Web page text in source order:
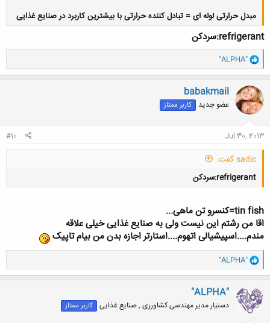
مبدل حرارتی لوله ای = تبادل کننده حرارتی با بیشترین کاربرد در صنایع غذایی
کلیک کنید تا باز شود...
refrigerant:سردکن
و
ا
ک
ن
ش
ه
ا
"ALPHA"
babakmail
عضو جدید کاربر ممتاز
Jul 30, 2013
#10
sadic گفت:
refrigerant:سردکن
tin fish=کنسرو تن ماهی...
اقا من رشتم این نیست ولی به صنایع غذایی خیلی علاقه
مندم....اسپیشیالی اتهوم....استارتر اجازه بدن من بیام تاپیک
و
ا
ک
ن
ش
ه
ا
"ALPHA"
"ALPHA"
دستیار مدیر مهندسی کشاورزی , صنایع غذایی کاربر ممتاز